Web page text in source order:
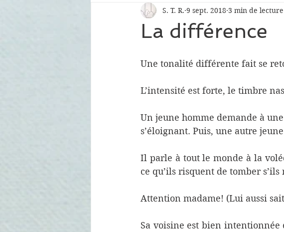
La différence
S. T. R. 9 sept. 2018 3 min de lecture
Une tonalité différente fait se
L’intensité est forte, le timbre
Un jeune homme demande à
s’éloignant. Puis, une autre
Il parle à tout le monde à la
ce qu’ils risquent de tomber
Attention madame! (Lui aussi
Sa voisine est bien intentionnée